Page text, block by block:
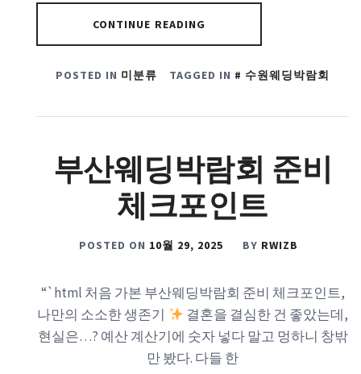
CONTINUE READING
POSTED IN 미분류 TAGGED IN 수원웨딩박람회
부산웨딩박람회 준비
체크포인트
POSTED ON 10월 29, 2025 BY RWIZB
“`html 처음 가본 부산웨딩박람회 준비 체크포인트,
나만의 소소한 생존기
결혼을 결심한 건 좋았는데,
현실은…? 예산 계산기에 숫자 넣다 말고 멍하니 창밖
만 봤다. 다들 한